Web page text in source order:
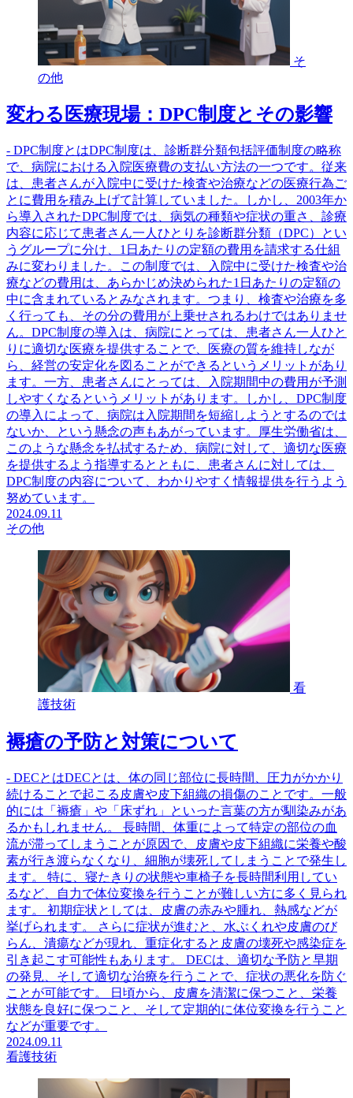
そ
の他
変わる医療現場：DPC制度とその影響
- DPC制度とはDPC制度は、診断群分類包括評価制度の略称
で、病院における入院医療費の支払い方法の一つです。従来
は、患者さんが入院中に受けた検査や治療などの医療行為ご
とに費用を積み上げて計算していました。しかし、2003年か
ら導入されたDPC制度では、病気の種類や症状の重さ、診療
内容に応じて患者さん一人ひとりを診断群分類（DPC）とい
うグループに分け、1日あたりの定額の費用を請求する仕組
みに変わりました。この制度では、入院中に受けた検査や治
療などの費用は、あらかじめ決められた1日あたりの定額の
中に含まれているとみなされます。つまり、検査や治療を多
く行っても、その分の費用が上乗せされるわけではありませ
ん。DPC制度の導入は、病院にとっては、患者さん一人ひと
りに適切な医療を提供することで、医療の質を維持しなが
ら、経営の安定化を図ることができるというメリットがあり
ます。一方、患者さんにとっては、入院期間中の費用が予測
しやすくなるというメリットがあります。しかし、DPC制度
の導入によって、病院は入院期間を短縮しようとするのでは
ないか、という懸念の声もあがっています。厚生労働省は、
このような懸念を払拭するため、病院に対して、適切な医療
を提供するよう指導するとともに、患者さんに対しては、
DPC制度の内容について、わかりやすく情報提供を行うよう
努めています。
2024.09.11
その他
看
護技術
褥瘡の予防と対策について
- DECとはDECとは、体の同じ部位に長時間、圧力がかかり
続けることで起こる皮膚や皮下組織の損傷のことです。一般
的には「褥瘡」や「床ずれ」といった言葉の方が馴染みがあ
るかもしれません。 長時間、体重によって特定の部位の血
流が滞ってしまうことが原因で、皮膚や皮下組織に栄養や酸
素が行き渡らなくなり、細胞が壊死してしまうことで発生し
ます。 特に、寝たきりの状態や車椅子を長時間利用してい
るなど、自力で体位変換を行うことが難しい方に多く見られ
ます。 初期症状としては、皮膚の赤みや腫れ、熱感などが
挙げられます。 さらに症状が進むと、水ぶくれや皮膚のび
らん、潰瘍などが現れ、重症化すると皮膚の壊死や感染症を
引き起こす可能性もあります。 DECは、適切な予防と早期
の発見、そして適切な治療を行うことで、症状の悪化を防ぐ
ことが可能です。 日頃から、皮膚を清潔に保つこと、栄養
状態を良好に保つこと、そして定期的に体位変換を行うこと
などが重要です。
2024.09.11
看護技術